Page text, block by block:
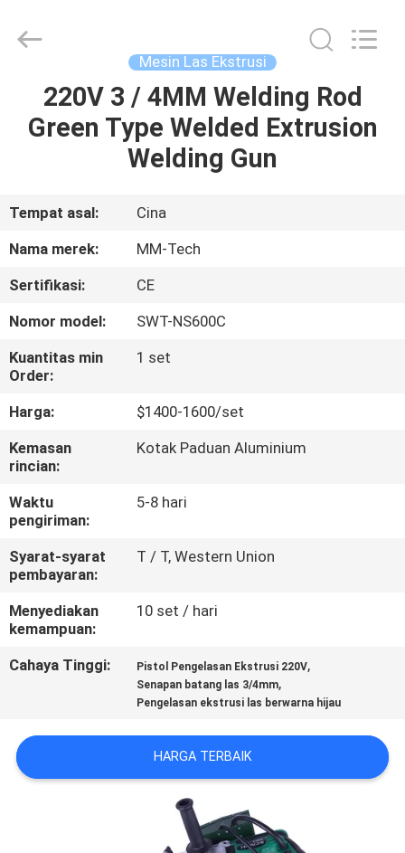
RUMAH
TENTANG
KAMI
TUR
PABRIK
KONTROL
KUALITAS
HUBUNGI
KAMI
BERITA
BLOG
PERMINTAAN
PENAWARAN
SITEMAP
Mingmai
Technology
Mesin Las Ekstrusi
220V 3 / 4MM Welding Rod
Green Type Welded Extrusion
Welding Gun
Tempat asal:
Cina
Nama merek:
MM-Tech
Sertifikasi:
CE
Nomor model:
SWT-NS600C
Kuantitas min
Order:
1 set
Harga:
$1400-1600/set
Kemasan
rincian:
Kotak Paduan Aluminium
Waktu
pengiriman:
5-8 hari
Syarat-syarat
pembayaran:
T / T, Western Union
Menyediakan
kemampuan:
10 set / hari
Cahaya Tinggi: Pistol Pengelasan Ekstrusi 220V,
Senapan batang las 3/4mm,
Pengelasan ekstrusi las berwarna hijau
HARGA TERBAIK